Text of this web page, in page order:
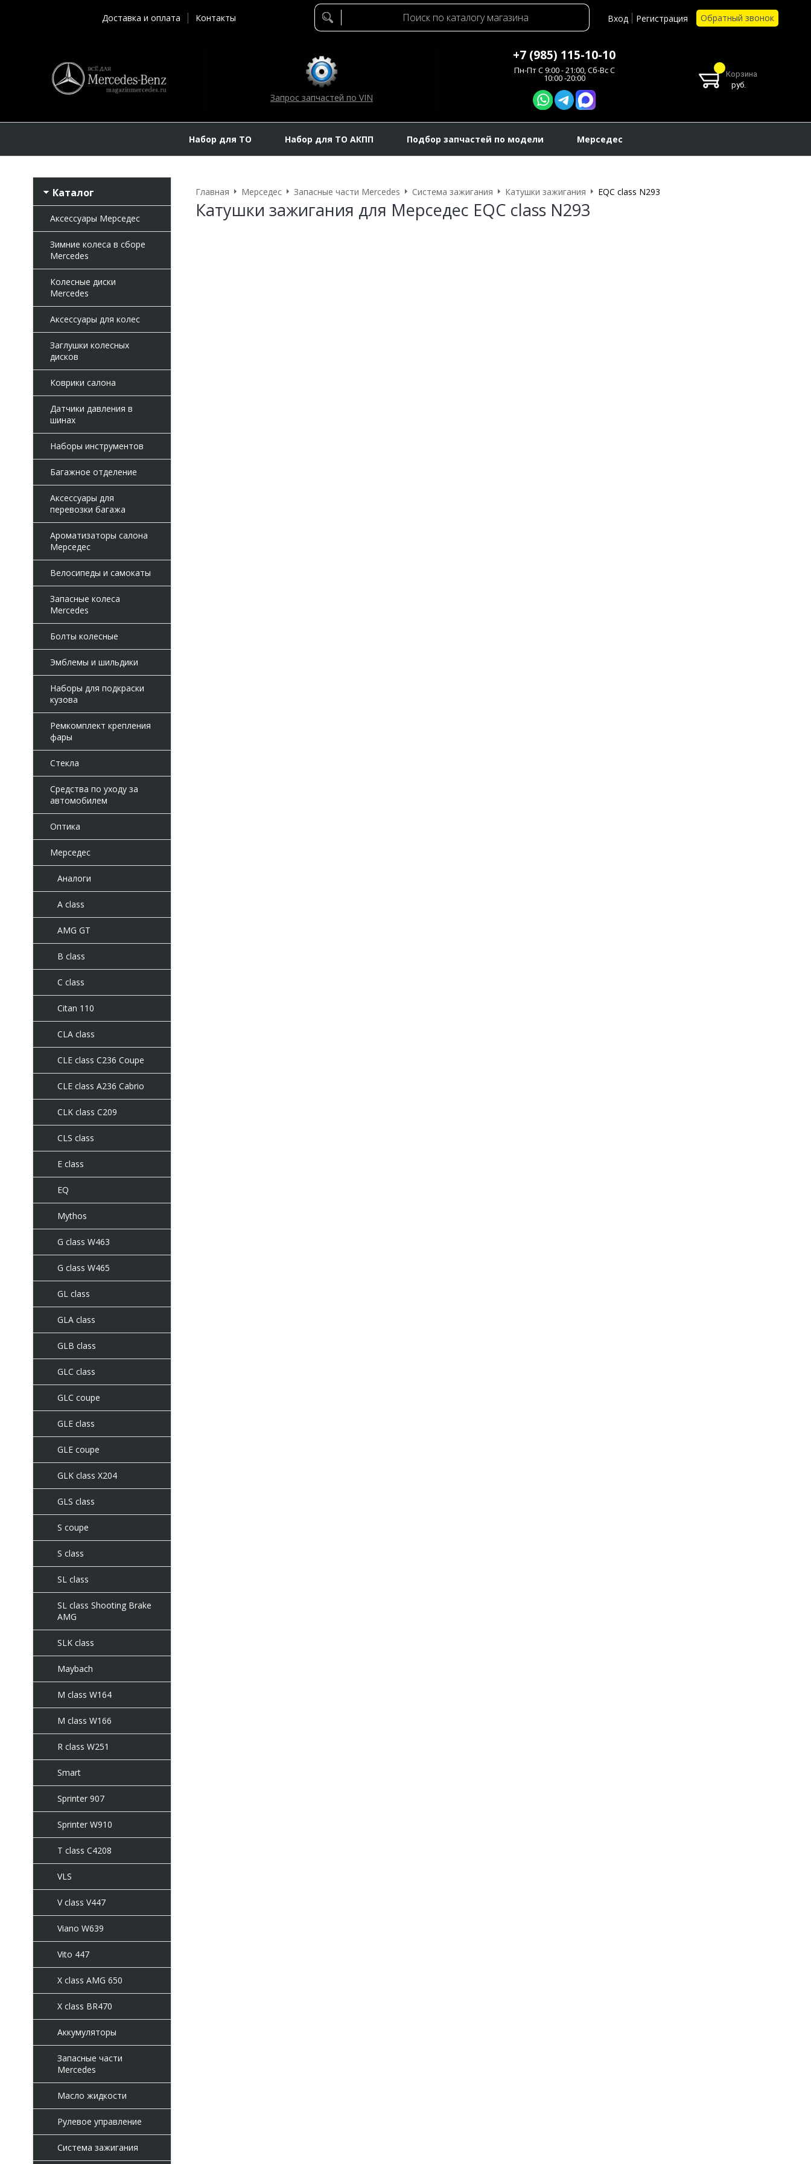
Доставка и оплата Контакты Вход Регистрация Обратный звонок
Запрос запчастей по VIN
+7 (985) 115-10-10
Пн-Пт C 9:00 - 21:00, Сб-Вс С
10:00 -20:00
Корзина
руб.
Набор для ТО Набор для ТО АКПП Подбор запчастей по модели Мерседес
Каталог
Аксессуары Мерседес
Зимние колеса в сборе
Mercedes
Колесные диски
Mercedes
Аксессуары для колес
Заглушки колесных
дисков
Коврики салона
Датчики давления в
шинах
Наборы инструментов
Багажное отделение
Аксессуары для
перевозки багажа
Ароматизаторы салона
Мерседес
Велосипеды и самокаты
Запасные колеса
Mercedes
Болты колесные
Эмблемы и шильдики
Наборы для подкраски
кузова
Ремкомплект крепления
фары
Стекла
Средства по уходу за
автомобилем
Оптика
Мерседес
Аналоги
A class
AMG GT
B class
C class
Citan 110
CLA class
CLE class C236 Coupe
CLE class A236 Cabrio
CLK class C209
CLS class
E class
EQ
Mythos
G class W463
G class W465
GL class
GLA class
GLB class
GLC class
GLC coupe
GLE class
GLE coupe
GLK class X204
GLS class
S coupe
S class
SL class
SL class Shooting Brake
AMG
SLK class
Maybach
M class W164
M class W166
R class W251
Smart
Sprinter 907
Sprinter W910
T class C4208
VLS
V class V447
Viano W639
Vito 447
X class AMG 650
X class BR470
Аккумуляторы
Запасные части
Mercedes
Масло жидкости
Рулевое управление
Система зажигания
Главная Мерседес Запасные части Mercedes Система зажигания Катушки зажигания EQC class N293
Катушки зажигания для Мерседес EQC class N293